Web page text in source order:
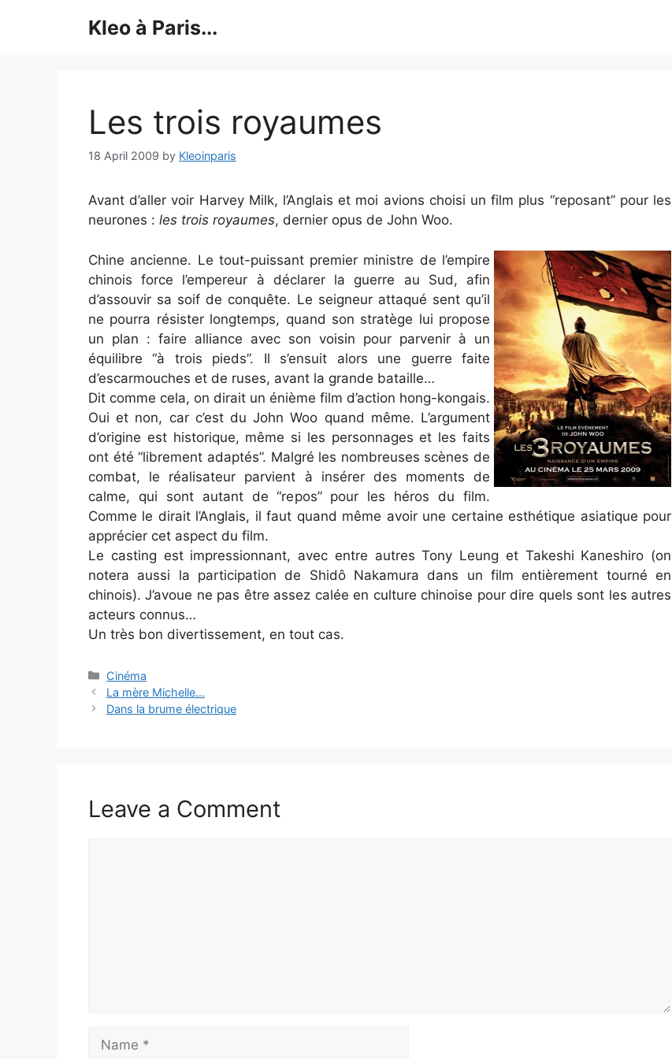
Kleo à Paris...
Les trois royaumes
18 April 2009 by Kleoinparis
Avant d’aller voir Harvey Milk, l’Anglais et moi avions choisi un film plus “reposant” pour les
neurones : les trois royaumes, dernier opus de John Woo.
Chine ancienne. Le tout-puissant premier ministre de l’empire
chinois force l’empereur à déclarer la guerre au Sud, afin
d’assouvir sa soif de conquête. Le seigneur attaqué sent qu’il
ne pourra résister longtemps, quand son stratège lui propose
un plan : faire alliance avec son voisin pour parvenir à un
équilibre “à trois pieds”. Il s’ensuit alors une guerre faite
d’escarmouches et de ruses, avant la grande bataille…
Dit comme cela, on dirait un énième film d’action hong-kongais.
Oui et non, car c’est du John Woo quand même. L’argument
d’origine est historique, même si les personnages et les faits
ont été “librement adaptés”. Malgré les nombreuses scènes de
combat, le réalisateur parvient à insérer des moments de
calme, qui sont autant de “repos” pour les héros du film.
Comme le dirait l’Anglais, il faut quand même avoir une certaine esthétique asiatique pour
apprécier cet aspect du film.
Le casting est impressionnant, avec entre autres Tony Leung et Takeshi Kaneshiro (on
notera aussi la participation de Shidô Nakamura dans un film entièrement tourné en
chinois). J’avoue ne pas être assez calée en culture chinoise pour dire quels sont les autres
acteurs connus…
Un très bon divertissement, en tout cas.
Categories
Cinéma
La mère Michelle…
Dans la brume électrique
Leave a Comment